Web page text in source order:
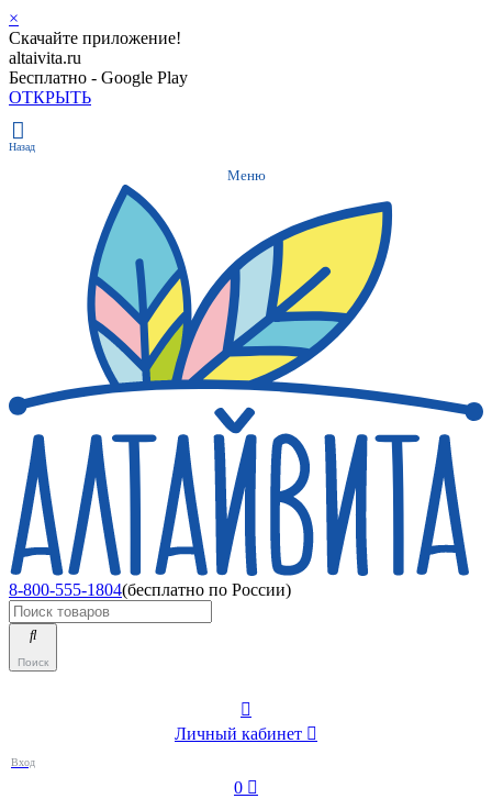
×
Скачайте приложение!
altaivita.ru
Бесплатно - Google Play
ОТКРЫТЬ
Назад
Меню
8-800-555-1804(бесплатно по России)
Поиск
Личный кабинет
Вход
0